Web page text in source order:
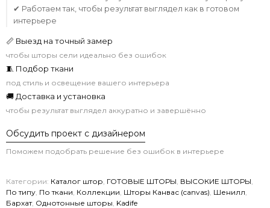
✔ Работаем так, чтобы результат выглядел как в готовом
интерьере
📏 Выезд на точный замер
чтобы шторы сели идеально без ошибок
🧵 Подбор ткани
под стиль и освещение вашего интерьера
🚚 Доставка и установка
чтобы результат выглядел аккуратно и завершённо
Обсудить проект с дизайнером
Поможем подобрать решение без ошибок в интерьере
Категории: Каталог штор ГОТОВЫЕ ШТОРЫ ВЫСОКИЕ ШТОРЫ
По типу По ткани Коллекции Шторы Канвас (canvas) Шенилл
Бархат, Однотонные шторы Kadife